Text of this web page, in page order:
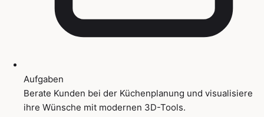
Aufgaben
Berate Kunden bei der Küchenplanung und visualisiere
ihre Wünsche mit modernen 3D-Tools.